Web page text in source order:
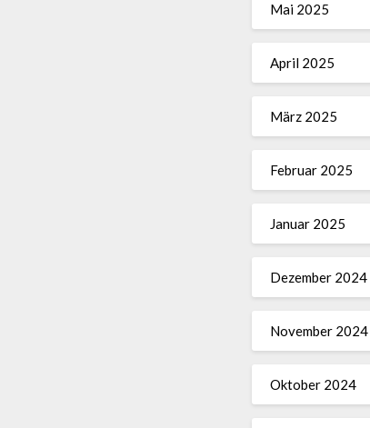
Mai 2025
April 2025
März 2025
Februar 2025
Januar 2025
Dezember 2024
November 2024
Oktober 2024